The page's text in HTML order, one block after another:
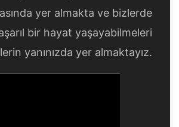
yer almakta ve bizlerde
bir hayat yaşayabilmeleri
yanınızda yer almaktayız.